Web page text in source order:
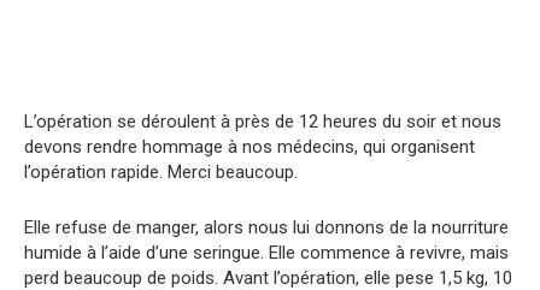
L’opération se déroulent à près de 12 heures du soir et nous
devons rendre hommage à nos médecins, qui organisent
l’opération rapide. Merci beaucoup.
Elle refuse de manger, alors nous lui donnons de la nourriture
humide à l’aide d’une seringue. Elle commence à revivre, mais
perd beaucoup de poids. Avant l’opération, elle pese 1,5 kg, 10